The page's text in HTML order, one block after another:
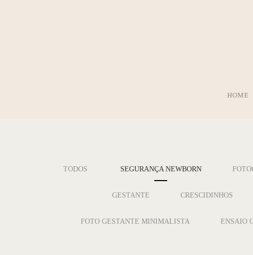
HOME
TODOS SEGURANÇA NEWBORN
GESTANTE CRESCIDINHOS
FOTO GESTANTE MINIMALISTA ENSAIO